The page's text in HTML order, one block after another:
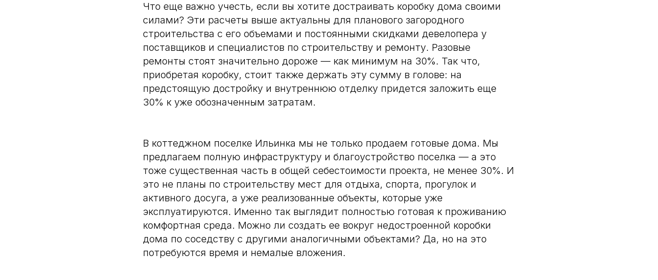
Что еще важно учесть, если вы хотите достраивать коробку дома своими
силами? Эти расчеты выше актуальны для планового загородного
строительства с его объемами и постоянными скидками девелопера у
поставщиков и специалистов по строительству и ремонту. Разовые
ремонты стоят значительно дороже — как минимум на 30%. Так что,
приобретая коробку, стоит также держать эту сумму в голове: на
предстоящую достройку и внутреннюю отделку придется заложить еще
30% к уже обозначенным затратам.
В коттеджном поселке Ильинка мы не только продаем готовые дома. Мы
предлагаем полную инфраструктуру и благоустройство поселка — а это
тоже существенная часть в общей себестоимости проекта, не менее 30%. И
это не планы по строительству мест для отдыха, спорта, прогулок и
активного досуга, а уже реализованные объекты, которые уже
эксплуатируются. Именно так выглядит полностью готовая к проживанию
комфортная среда. Можно ли создать ее вокруг недостроенной коробки
дома по соседству с другими аналогичными объектами? Да, но на это
потребуются время и немалые вложения.